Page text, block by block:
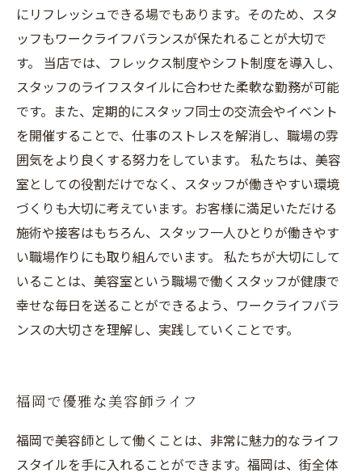
にリフレッシュできる場でもあります。そのため、スタ
ッフもワークライフバランスが保たれることが大切で
す。 当店では、フレックス制度やシフト制度を導入し、
スタッフのライフスタイルに合わせた柔軟な勤務が可能
です。また、定期的にスタッフ同士の交流会やイベント
を開催することで、仕事のストレスを解消し、職場の雰
囲気をより良くする努力をしています。 私たちは、美容
室としての役割だけでなく、スタッフが働きやすい環境
づくりも大切に考えています。お客様に満足いただける
施術や接客はもちろん、スタッフ一人ひとりが働きやす
い職場作りにも取り組んでいます。 私たちが大切にして
いることは、美容室という職場で働くスタッフが健康で
幸せな毎日を送ることができるよう、ワークライフバラ
ンスの大切さを理解し、実践していくことです。
福岡で優雅な美容師ライフ
福岡で美容師として働くことは、非常に魅力的なライフ
スタイルを手に入れることができます。福岡は、街全体